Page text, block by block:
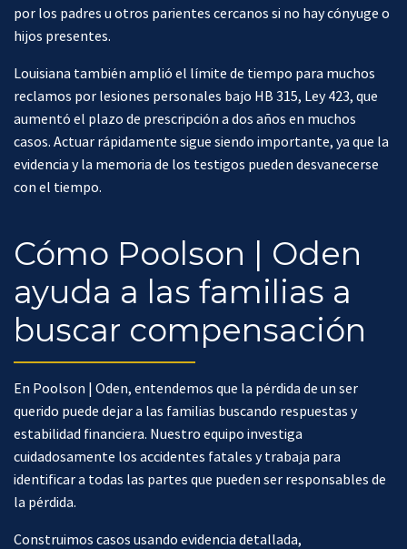
por los padres u otros parientes cercanos si no hay cónyuge o
hijos presentes.
Louisiana también amplió el límite de tiempo para muchos
reclamos por lesiones personales bajo HB 315, Ley 423, que
aumentó el plazo de prescripción a dos años en muchos
casos. Actuar rápidamente sigue siendo importante, ya que la
evidencia y la memoria de los testigos pueden desvanecerse
con el tiempo.
Cómo Poolson | Oden
ayuda a las familias a
buscar compensación
En Poolson | Oden, entendemos que la pérdida de un ser
querido puede dejar a las familias buscando respuestas y
estabilidad financiera. Nuestro equipo investiga
cuidadosamente los accidentes fatales y trabaja para
identificar a todas las partes que pueden ser responsables de
la pérdida.
Construimos casos usando evidencia detallada,